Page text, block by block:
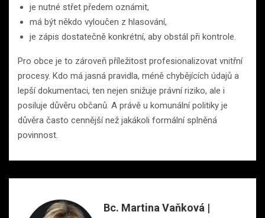
je nutné střet předem oznámit,
má být někdo vyloučen z hlasování,
je zápis dostatečně konkrétní, aby obstál při kontrole.
Pro obce je to zároveň příležitost profesionalizovat vnitřní
procesy. Kdo má jasná pravidla, méně chybějících údajů a
lepší dokumentaci, ten nejen snižuje právní riziko, ale i
posiluje důvěru občanů. A právě u komunální politiky je
důvěra často cennější než jakákoli formální splněná
povinnost.
Bc. Martina Vaňková |